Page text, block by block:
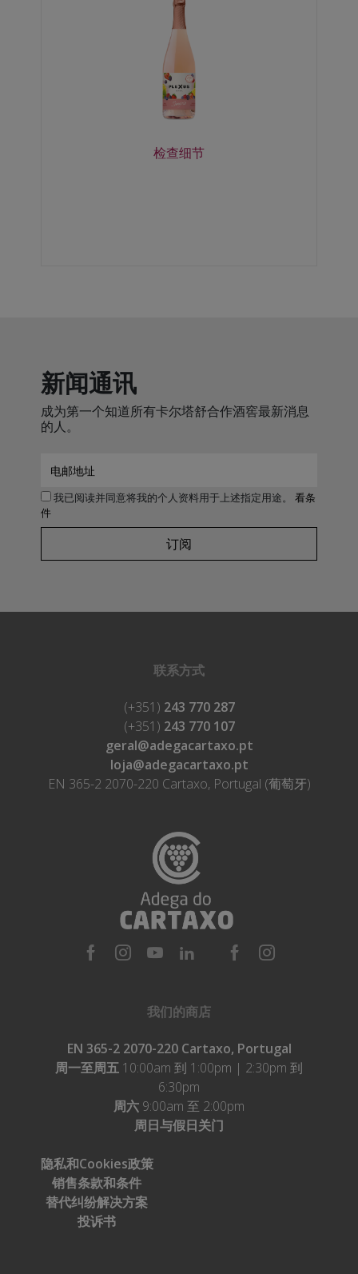
检查细节
新闻通讯
成为第一个知道所有卡尔塔舒合作酒窖最新消息
的人。
我已阅读并同意将我的个人资料用于上述指定用途。 看条
件
订阅
联系方式
(+351) 243 770 287
(+351) 243 770 107
geral@adegacartaxo.pt
loja@adegacartaxo.pt
EN 365-2 2070-220 Cartaxo, Portugal (葡萄牙)
我们的商店
EN 365-2 2070-220 Cartaxo, Portugal
周一至周五 10:00am 到 1:00pm | 2:30pm 到
6:30pm
周六 9:00am 至 2:00pm
周日与假日关门
隐私和Cookies政策
销售条款和条件
替代纠纷解决方案
投诉书